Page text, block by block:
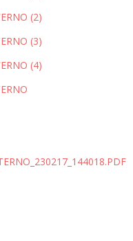
(2)
(3)
(4)